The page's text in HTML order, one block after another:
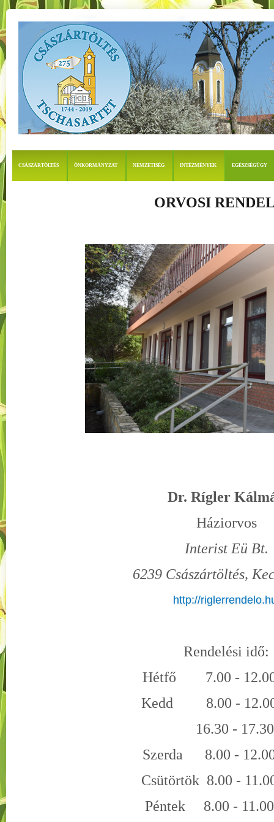
CSÁSZÁRTÖLTÉS ÖNKORMÁNYZAT NEMZETISÉG INTÉZMÉNYEK EGÉSZSÉGÜGY
ORVOSI
Dr. Rígler
Háziorvos
Interist Eü Bt.
6239 Császártöltés,
http://
Rendelési idő:
Hétfő 7.00 - 12.00
Kedd 8.00 -
16.30 - 17.30
Szerda 8.00 -
Csütörtök 8.00 -
Péntek 8.00 -